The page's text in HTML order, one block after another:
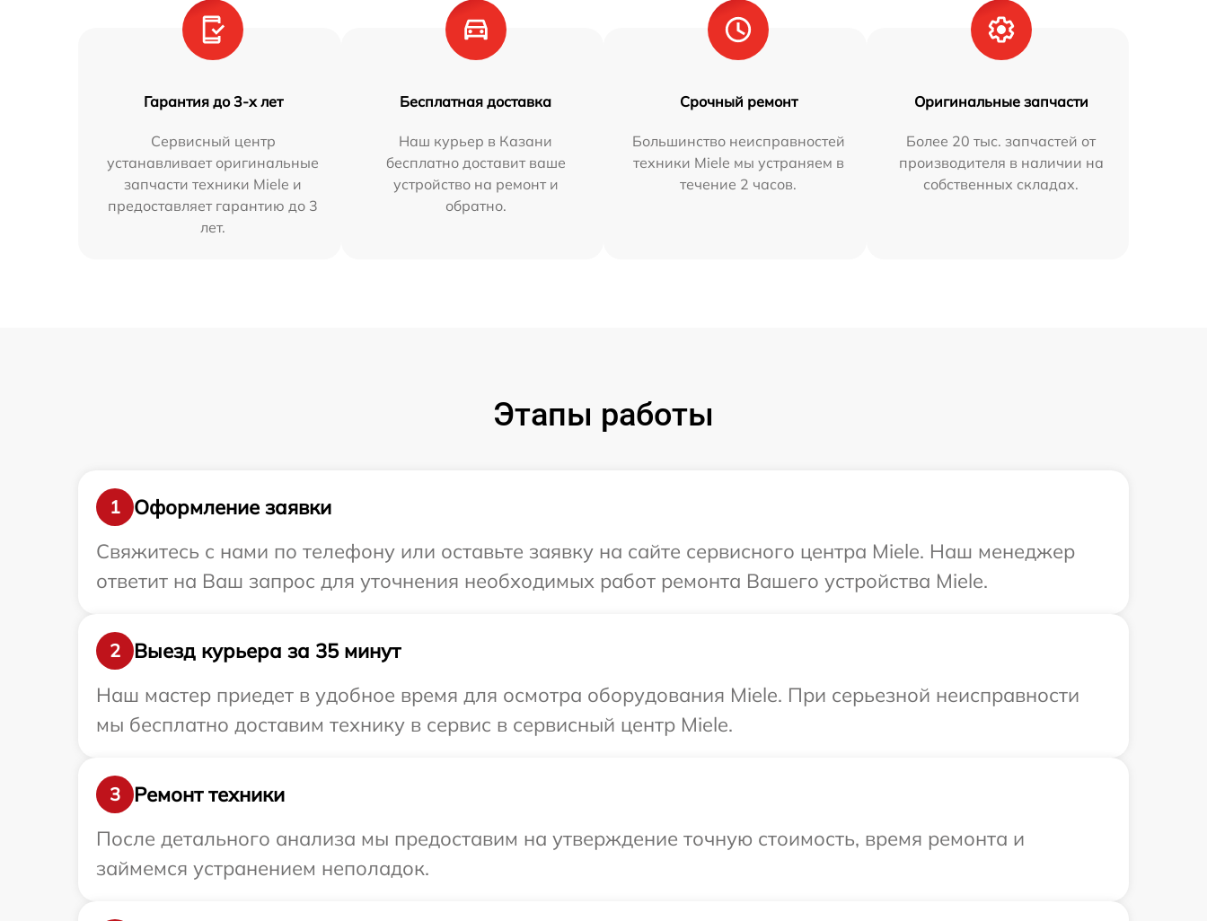
Гарантия до 3-х лет
Сервисный центр
устанавливает оригинальные
запчасти техники Miele и
предоставляет гарантию до 3
лет.
Бесплатная доставка
Наш курьер в Казани
бесплатно доставит ваше
устройство на ремонт и
обратно.
Срочный ремонт
Большинство неисправностей
техники Miele мы устраняем в
течение 2 часов.
Оригинальные запчасти
Более 20 тыс. запчастей от
производителя в наличии на
собственных складах.
Этапы работы
1
Оформление заявки
Свяжитесь с нами по телефону или оставьте заявку на сайте сервисного центра Miele. Наш менеджер
ответит на Ваш запрос для уточнения необходимых работ ремонта Вашего устройства Miele.
2
Выезд курьера за 35 минут
Наш мастер приедет в удобное время для осмотра оборудования Miele. При серьезной неисправности
мы бесплатно доставим технику в сервис в сервисный центр Miele.
3
Ремонт техники
После детального анализа мы предоставим на утверждение точную стоимость, время ремонта и
займемся устранением неполадок.